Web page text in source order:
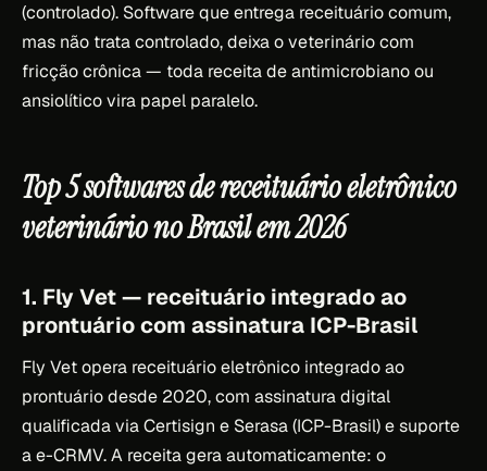
(controlado). Software que entrega receituário comum,
mas não trata controlado, deixa o veterinário com
fricção crônica — toda receita de antimicrobiano ou
ansiolítico vira papel paralelo.
Top 5 softwares de receituário eletrônico
veterinário no Brasil em 2026
1. Fly Vet — receituário integrado ao
prontuário com assinatura ICP-Brasil
Fly Vet opera receituário eletrônico integrado ao
prontuário desde 2020, com assinatura digital
qualificada via Certisign e Serasa (ICP-Brasil) e suporte
a e-CRMV. A receita gera automaticamente: o